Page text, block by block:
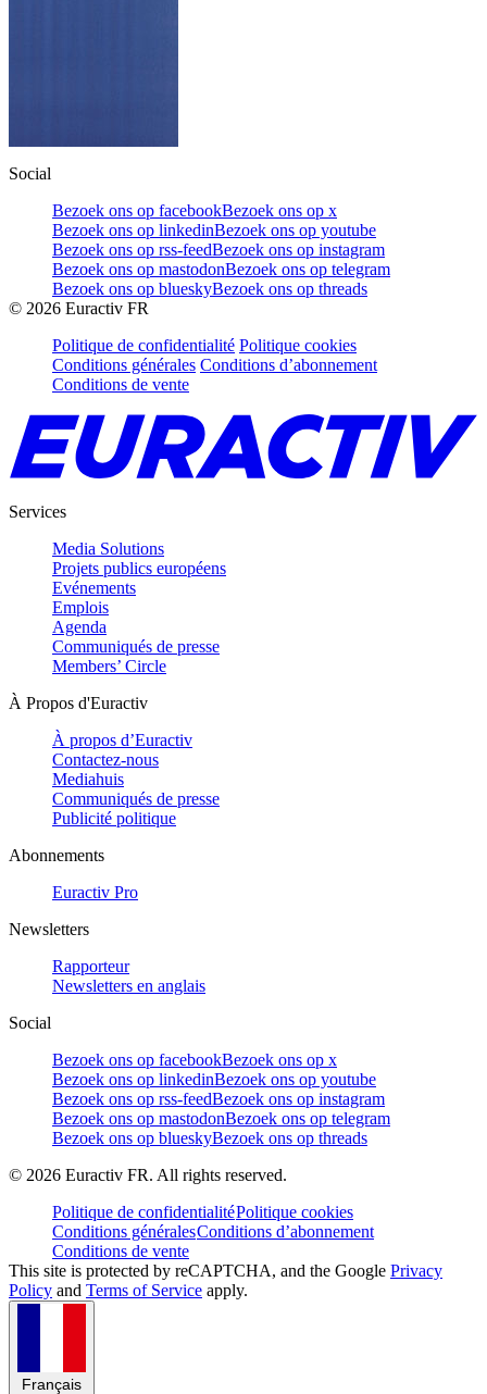
Social
Bezoek ons op facebookBezoek ons op x
Bezoek ons op linkedinBezoek ons op youtube
Bezoek ons op rss-feedBezoek ons op instagram
Bezoek ons op mastodonBezoek ons op telegram
Bezoek ons op blueskyBezoek ons op threads
© 2026 Euractiv FR
Politique de confidentialité Politique cookies
Conditions générales Conditions d’abonnement
Conditions de vente
Services
Media Solutions
Projets publics européens
Evénements
Emplois
Agenda
Communiqués de presse
Members’ Circle
À Propos d'Euractiv
À propos d’Euractiv
Contactez-nous
Mediahuis
Communiqués de presse
Publicité politique
Abonnements
Euractiv Pro
Newsletters
Rapporteur
Newsletters en anglais
Social
Bezoek ons op facebookBezoek ons op x
Bezoek ons op linkedinBezoek ons op youtube
Bezoek ons op rss-feedBezoek ons op instagram
Bezoek ons op mastodonBezoek ons op telegram
Bezoek ons op blueskyBezoek ons op threads
© 2026 Euractiv FR. All rights reserved.
Politique de confidentialitéPolitique cookies
Conditions généralesConditions d’abonnement
Conditions de vente
This site is protected by reCAPTCHA, and the Google Privacy
Policy and Terms of Service apply.
Français